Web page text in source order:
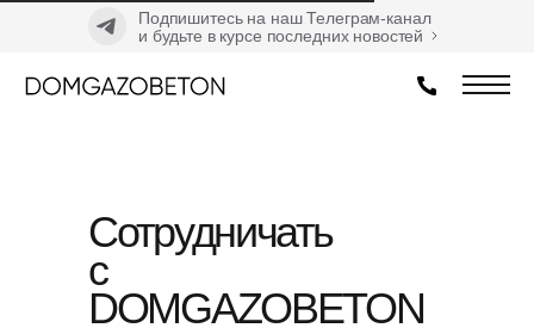
Подпишитесь на наш Телеграм-канал
и будьте в курсе последних новостей
Сотрудничать
с
DOMGAZOBETON